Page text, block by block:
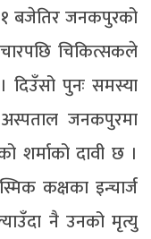
बजेतिर जनकपुरको
चिकित्सकले
दिउँसो पुनः समस्या
जनकपुरमा
शर्माको दावी छ ।
कक्षका इन्चार्ज
नै उनको मृत्यु